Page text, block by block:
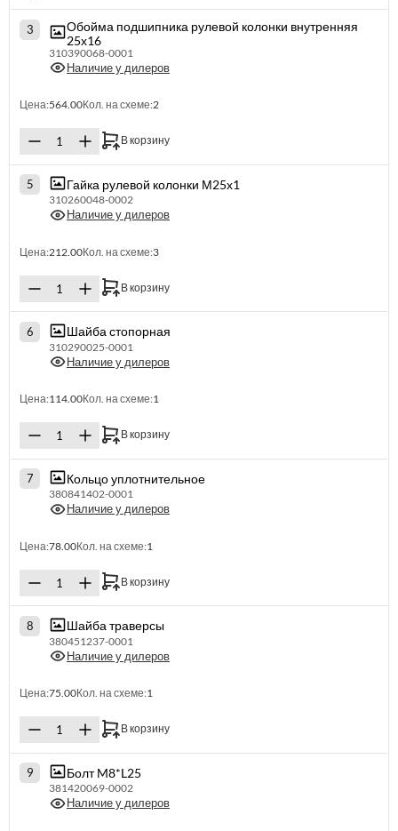
3
Обойма подшипника рулевой колонки внутренняя
25х16
310390068-0001
Наличие у дилеров
Цена:564.00Кол. на схеме:2
В корзину
5 Гайка рулевой колонки М25х1
310260048-0002
Наличие у дилеров
Цена:212.00Кол. на схеме:3
В корзину
6 Шайба стопорная
310290025-0001
Наличие у дилеров
Цена:114.00Кол. на схеме:1
В корзину
7 Кольцо уплотнительное
380841402-0001
Наличие у дилеров
Цена:78.00Кол. на схеме:1
В корзину
8 Шайба траверсы
380451237-0001
Наличие у дилеров
Цена:75.00Кол. на схеме:1
В корзину
9 Болт M8*L25
381420069-0002
Наличие у дилеров